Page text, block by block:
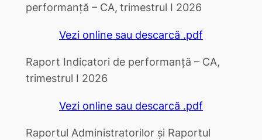
performanță – CA, trimestrul I 2026
Vezi online sau descarcă .pdf
Raport Indicatori de performanță – CA,
trimestrul I 2026
Vezi online sau descarcă .pdf
Raportul Administratorilor și Raportul